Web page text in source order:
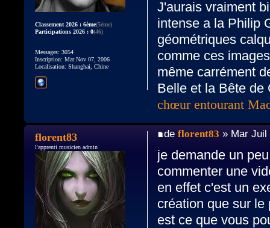
J'aurais vraiment
intense a la Philip
géométriques
comme ces
même carrément
Belle et la Bête de
chœur entourant
Classement 2026 : 6ème(5ème)
Participations 2026 : 0(46)
Messages: 3054
Inscription: Mar Nov 07, 2006
Localisation: Shanghai, Chine
deflorent83 » Mar Juil
je demande un
commenter une
en effet c'est un
création que sur
est ce que vous
florent83
l'apprenti musicien admin